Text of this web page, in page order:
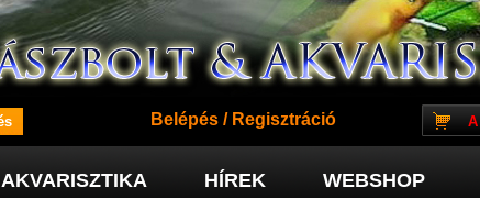
Belépés/ Regisztráció
AKVARISZTIKA HÍREK WEBSHOP